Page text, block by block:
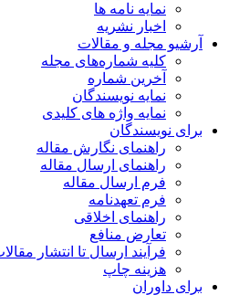
نمایه نامه ها
اخبار نشریه
آرشیو مجله و مقالات
کلیه شماره‌های مجله
آخرین شماره
نمایه نویسندگان
نمایه واژه های کلیدی
برای نویسندگان
راهنمای نگارش مقاله
راهنمای ارسال مقاله
فرم ارسال مقاله
فرم تعهدنامه
راهنمای اخلاقی
تعارض منافع
فرآیند ارسال تا انتشار مقالات
هزینه چاپ
برای داوران